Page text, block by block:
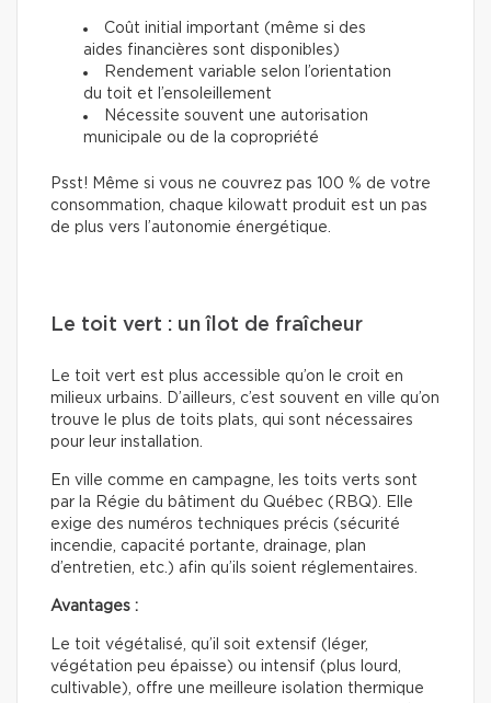
Coût initial important (même si des
aides financières sont disponibles)
Rendement variable selon l’orientation
du toit et l’ensoleillement
Nécessite souvent une autorisation
municipale ou de la copropriété
Psst! Même si vous ne couvrez pas 100 % de votre
consommation, chaque kilowatt produit est un pas
de plus vers l’autonomie énergétique.
Le toit vert : un îlot de fraîcheur
Le toit vert est plus accessible qu’on le croit en
milieux urbains. D’ailleurs, c’est souvent en ville qu’on
trouve le plus de toits plats, qui sont nécessaires
pour leur installation.
En ville comme en campagne, les toits verts sont
par la Régie du bâtiment du Québec (RBQ). Elle
exige des numéros techniques précis (sécurité
incendie, capacité portante, drainage, plan
d’entretien, etc.) afin qu’ils soient réglementaires.
Avantages :
Le toit végétalisé, qu’il soit extensif (léger,
végétation peu épaisse) ou intensif (plus lourd,
cultivable), offre une meilleure isolation thermique